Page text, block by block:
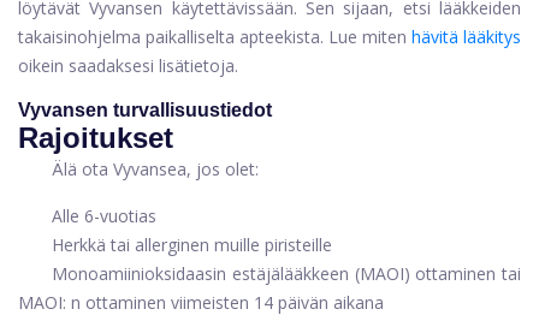
löytävät Vyvansen käytettävissään. Sen sijaan, etsi lääkkeiden
takaisinohjelma paikalliselta apteekista. Lue miten hävitä lääkitys
oikein saadaksesi lisätietoja.
Vyvansen turvallisuustiedot
Rajoitukset
Älä ota Vyvansea, jos olet:
Alle 6-vuotias
Herkkä tai allerginen muille piristeille
Monoamiinioksidaasin estäjälääkkeen (MAOI) ottaminen tai
MAOI: n ottaminen viimeisten 14 päivän aikana